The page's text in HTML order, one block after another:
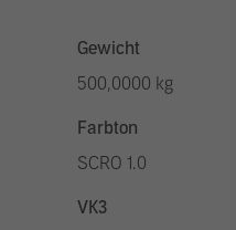
Gewicht
500,0000 kg
Farbton
SCRO 1.0
VK3